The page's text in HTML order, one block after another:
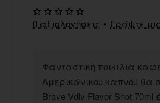
Φανταστική ποικιλία
Αμερικάνικου καπνού θα
Brave Vdlv Flavor Shot
0 αξιολογήσεις • Γράψτε